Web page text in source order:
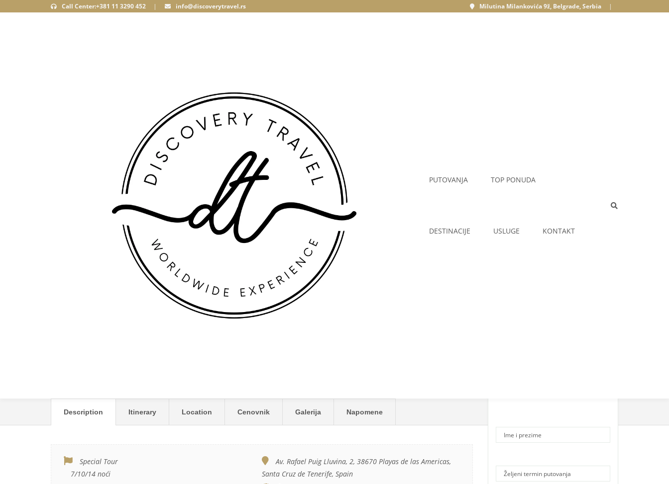
Call Center:+381 11 3290 452 | info@discoverytravel.rs Milutina Milankovića 9ž, Belgrade, Serbia |
PUTOVANJA TOP PONUDA
DESTINACIJE USLUGE KONTAKT
Description Itinerary Location Cenovnik Galerija Napomene
Special Tour
7/10/14 noći
Av. Rafael Puig Lluvina, 2, 38670 Playas de las Americas,
Santa Cruz de Tenerife, Spain